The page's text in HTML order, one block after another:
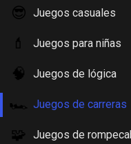
😎 Juegos casuales
💄 Juegos para niñas
🧠 Juegos de lógica
🏎️ Juegos de carreras
🧩 Juegos de